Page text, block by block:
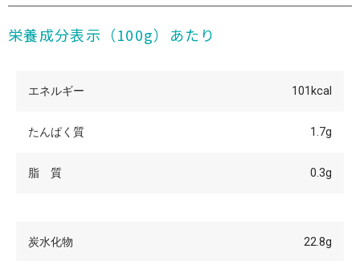
栄養成分表示（100g）あたり
エネルギー 101kcal
たんぱく質 1.7g
脂 質 0.3g
炭水化物 22.8g